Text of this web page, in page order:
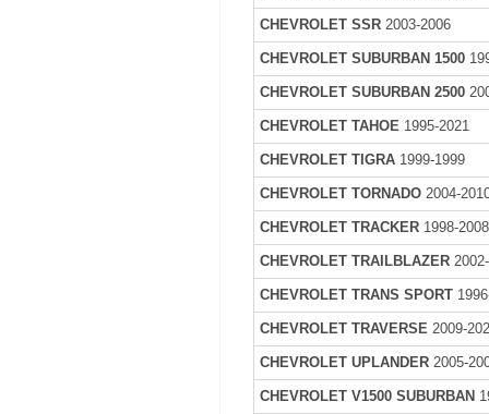
CHEVROLET SSR 2003-2006
CHEVROLET SUBURBAN 1500
CHEVROLET SUBURBAN 2500
CHEVROLET TAHOE 1995-2021
CHEVROLET TIGRA 1999-1999
CHEVROLET TORNADO2004-
CHEVROLET TRACKER 1998-2008
CHEVROLET TRAILBLAZER
CHEVROLET TRANS SPORT
CHEVROLET TRAVERSE2009-
CHEVROLET UPLANDER2005-
CHEVROLET V1500 SUBURBAN